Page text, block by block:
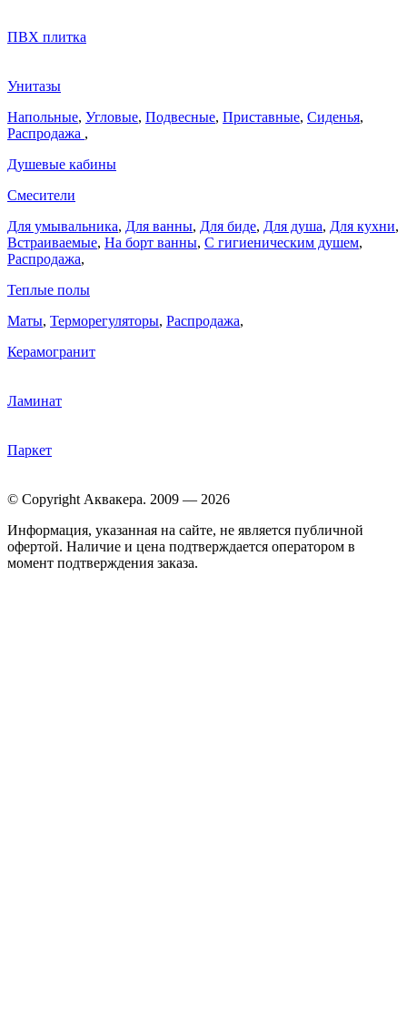
ПВХ плитка
Унитазы
Напольные, Угловые, Подвесные, Приставные, Сиденья,
Распродажа ,
Душевые кабины
Смесители
Для умывальника, Для ванны, Для биде, Для душа, Для кухни,
Встраиваемые, На борт ванны, C гигиеническим душем,
Распродажа,
Теплые полы
Маты, Терморегуляторы, Распродажа,
Керамогранит
Ламинат
Паркет
© Copyright Аквакера. 2009 — 2026
Информация, указанная на сайте, не является публичной
офертой. Наличие и цена подтверждается оператором в
момент подтверждения заказа.